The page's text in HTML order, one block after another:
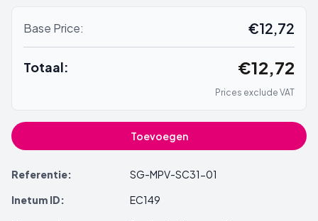
Base Price: €12,72
Totaal: €12,72
Prices exclude VAT
Toevoegen
Referentie:
SG-MPV-SC31-01
Inetum ID:
EC149